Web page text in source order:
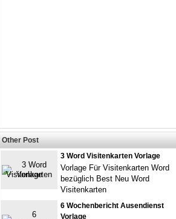
Other Post
3 Word Visitenkarten Vorlage
Vorlage Für Visitenkarten Word
bezüglich Best Neu Word
Visitenkarten
6 Wochenbericht Ausendienst
Vorlage